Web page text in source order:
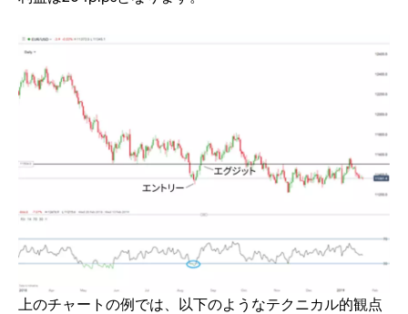
上のチャートの例では、以下のようなテクニカル的観点